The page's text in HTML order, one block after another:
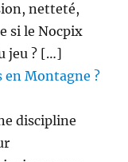
netteté,
si le Nocpix
jeu ? […]
en Montagne ?
discipline